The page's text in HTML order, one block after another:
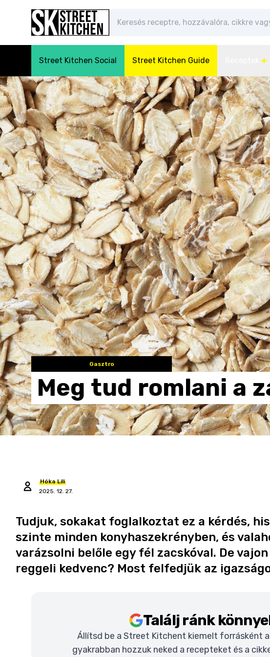
Street Kitchen Social Street Kitchen Guide
Gasztro
Meg tud romlani a
Hóka Lili
2025. 12. 27.
Tudjuk, sokakat foglalkoztat ez a kérdés,
szinte minden konyhaszekrényben, és
varázsolni belőle egy fél zacskóval. De
reggeli kedvenc? Most felfedjük az
Találj ránk
Állítsd be a Street Kitchent kiemelt forrásként a
gyakrabban hozzuk neked a recepteket és a